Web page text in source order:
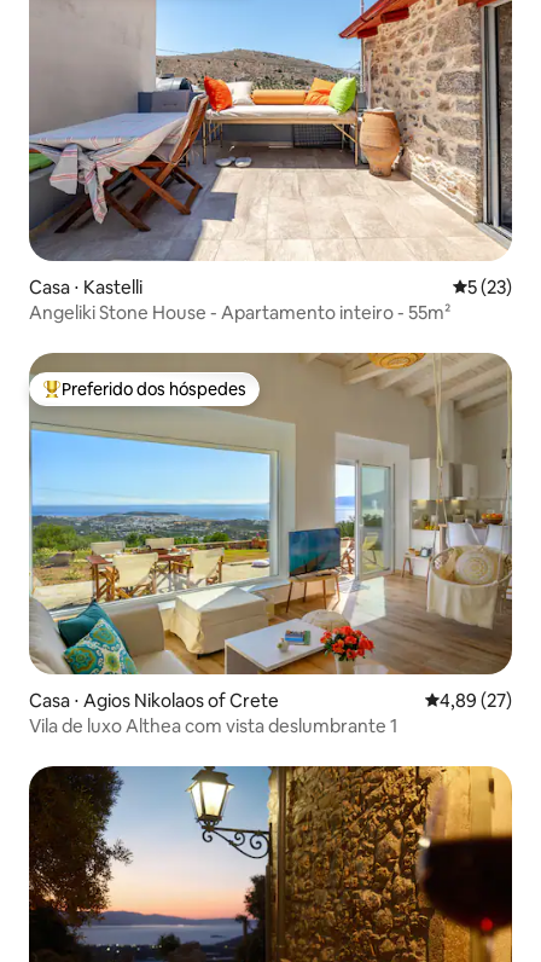
Casa ⋅ Kastelli 5 de uma
5 (23)
Angeliki Stone House - Apartamento inteiro - 55m²
Entre os melhores preferidos dos hóspedes
Preferido dos hóspedes
Casa ⋅ Agios Nikolaos of Crete 4,89 de uma
4,89 (27)
Vila de luxo Althea com vista deslumbrante 1